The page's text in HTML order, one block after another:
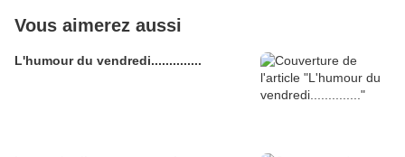
Vous aimerez aussi
L'humour du vendredi..............